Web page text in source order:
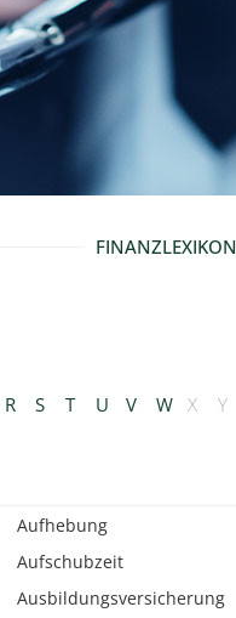
FINANZLEXIKON
R S T U V W X Y
Aufhebung
Aufschubzeit
Ausbildungsversicherung